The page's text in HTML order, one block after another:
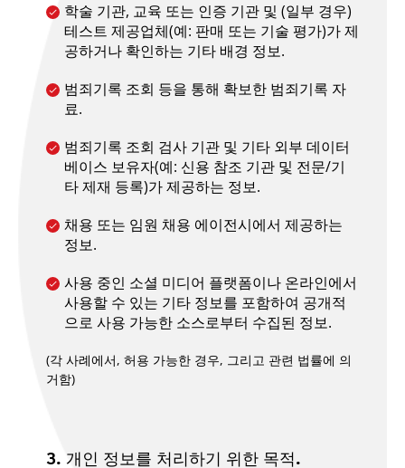
학술 기관, 교육 또는 인증 기관 및 (일부 경우)
테스트 제공업체(예: 판매 또는 기술 평가)가 제
공하거나 확인하는 기타 배경 정보.
범죄기록 조회 등을 통해 확보한 범죄기록 자
료.
범죄기록 조회 검사 기관 및 기타 외부 데이터
베이스 보유자(예: 신용 참조 기관 및 전문/기
타 제재 등록)가 제공하는 정보.
채용 또는 임원 채용 에이전시에서 제공하는
정보.
사용 중인 소셜 미디어 플랫폼이나 온라인에서
사용할 수 있는 기타 정보를 포함하여 공개적
으로 사용 가능한 소스로부터 수집된 정보.
(각 사례에서, 허용 가능한 경우, 그리고 관련 법률에 의
거함)
3. 개인 정보를 처리하기 위한 목적.